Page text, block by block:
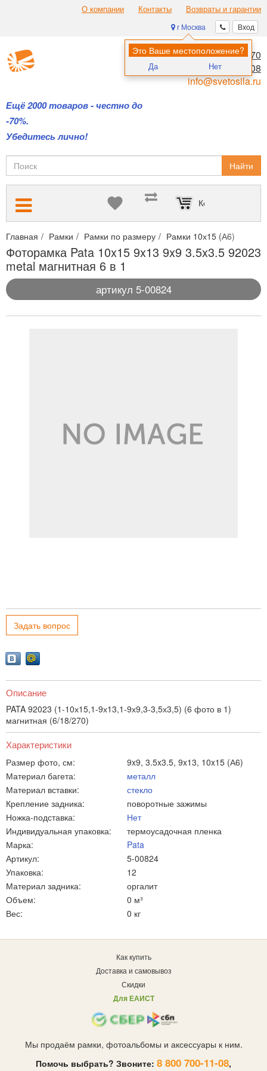
О компании Контакты Возвраты и гарантии
Вход
г Москва
Это Ваше местоположение?
Да Нет
Ещё 2000 товаров - честно до
-70%.
Убедитесь лично!
8 (495) 970-00-70
8 (800) 700-11-08
info@svetosila.ru
Найти
Корзина пуста
Главная Рамки Рамки по размеру Рамки 10х15 (А6)
Фоторамка Pata 10x15 9x13 9x9 3.5x3.5 92023
metal магнитная 6 в 1
артикул 5-00824
Задать вопрос
Описание
PATA 92023 (1-10х15,1-9х13,1-9х9,3-3,5х3,5) (6 фото в 1)
магнитная (6/18/270)
Характеристики
Размер фото, см:
9x9, 3.5x3.5, 9x13, 10x15 (А6)
Материал багета:
металл
Материал вставки:
стекло
Крепление задника:
поворотные зажимы
Ножка-подставка:
Нет
Индивидуальная упаковка:
термоусадочная пленка
Марка:
Pata
Артикул:
5-00824
Упаковка:
12
Материал задника:
оргалит
Объем:
0 м³
Вес:
0 кг
Как купить
Доставка и самовывоз
Скидки
Для ЕАИСТ
Мы продаём рамки, фотоальбомы и аксессуары к ним.
Помочь выбрать? Звоните: 8 800 700-11-08,